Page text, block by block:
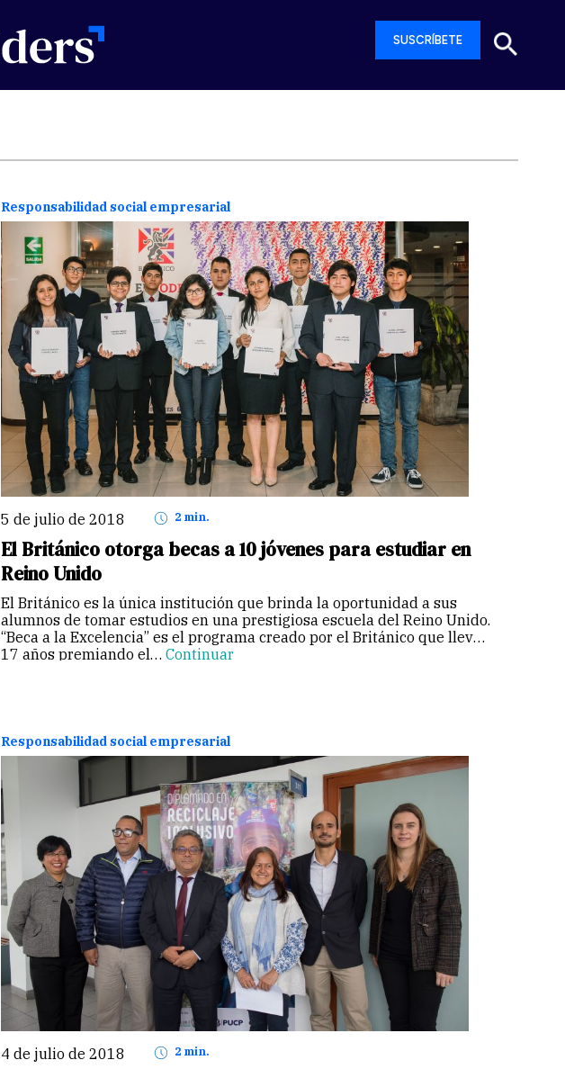
SUSCRÍBETE
Responsabilidad social empresarial
5 de julio de 2018 2 min.
El Británico otorga becas a 10 jóvenes para estudiar en
Reino Unido
El Británico es la única institución que brinda la oportunidad a sus
alumnos de tomar estudios en una prestigiosa escuela del Reino Unido.
“Beca a la Excelencia” es el programa creado por el Británico que lleva
17 años premiando el… Continuar
Responsabilidad social empresarial
4 de julio de 2018 2 min.